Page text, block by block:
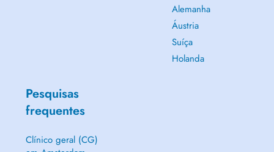
Alemanha
Áustria
Suíça
Holanda
Pesquisas
frequentes
Clínico geral (CG)